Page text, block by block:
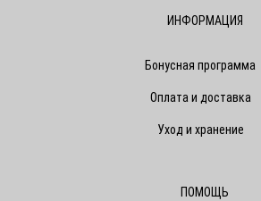
ИНФОРМАЦИЯ
Бонусная программа
Оплата и доставка
Уход и хранение
ПОМОЩЬ